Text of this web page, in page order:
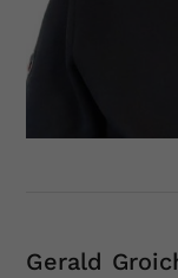
Gerald